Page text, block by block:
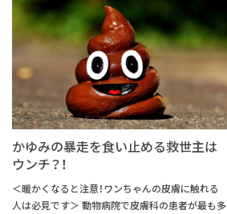
かゆみの暴走を食い止める救世主は
ウンチ？！
＜暖かくなると注意！ワンちゃんの皮膚に触れる
人は必見です＞ 動物病院で皮膚科の患者が最も多